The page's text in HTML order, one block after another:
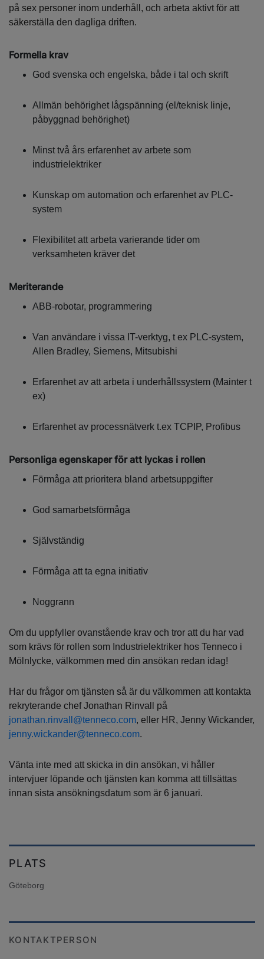
på sex personer inom underhåll, och arbeta aktivt för att
säkerställa den dagliga driften.
Formella krav
God svenska och engelska, både i tal och skrift
Allmän behörighet lågspänning (el/teknisk linje,
påbyggnad behörighet)
Minst två års erfarenhet av arbete som
industrielektriker
Kunskap om automation och erfarenhet av PLC-
system
Flexibilitet att arbeta varierande tider om
verksamheten kräver det
Meriterande
ABB-robotar, programmering
Van användare i vissa IT-verktyg, t ex PLC-system,
Allen Bradley, Siemens, Mitsubishi
Erfarenhet av att arbeta i underhållssystem (Mainter t
ex)
Erfarenhet av processnätverk t.ex TCPIP, Profibus
Personliga egenskaper för att lyckas i rollen
Förmåga att prioritera bland arbetsuppgifter
God samarbetsförmåga
Självständig
Förmåga att ta egna initiativ
Noggrann
Om du uppfyller ovanstående krav och tror att du har vad
som krävs för rollen som Industrielektriker hos Tenneco i
Mölnlycke, välkommen med din ansökan redan idag!
Har du frågor om tjänsten så är du välkommen att kontakta
rekryterande chef Jonathan Rinvall på
jonathan.rinvall@tenneco.com, eller HR, Jenny Wickander,
jenny.wickander@tenneco.com.
Vänta inte med att skicka in din ansökan, vi håller
intervjuer löpande och tjänsten kan komma att tillsättas
innan sista ansökningsdatum som är 6 januari.
PLATS
Göteborg
KONTAKTPERSON